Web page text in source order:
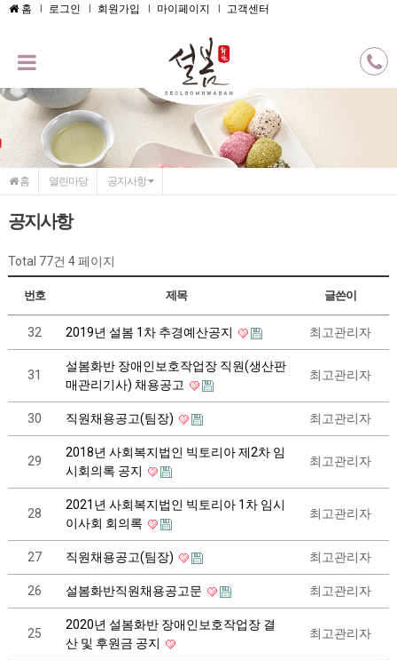
메인콘텐츠 바로가기
홈 로그인 회원가입 마이페이지 고객센터
홈 열린마당 공지사항
공지사항
Total 77건 4 페이지
번호 제목 글쓴이
32 2019년 설봄 1차 추경예산공지 최고관리자
31
설봄화반 장애인보호작업장 직원(생산판
매관리기사) 채용공고
최고관리자
30 직원채용공고(팀장) 최고관리자
29
2018년 사회복지법인 빅토리아 제2차 임
시회의록 공지
최고관리자
28
2021년 사회복지법인 빅토리아 1차 임시
이사회 회의록
최고관리자
27 직원채용공고(팀장) 최고관리자
26 설봄화반직원채용공고문 최고관리자
25
2020년 설봄화반 장애인보호작업장 결
산 및 후원금 공지
최고관리자